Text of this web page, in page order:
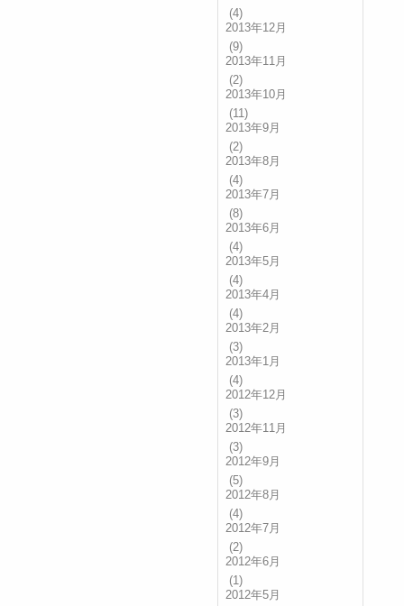
(4)
2013年12月
(9)
2013年11月
(2)
2013年10月
(11)
2013年9月
(2)
2013年8月
(4)
2013年7月
(8)
2013年6月
(4)
2013年5月
(4)
2013年4月
(4)
2013年2月
(3)
2013年1月
(4)
2012年12月
(3)
2012年11月
(3)
2012年9月
(5)
2012年8月
(4)
2012年7月
(2)
2012年6月
(1)
2012年5月